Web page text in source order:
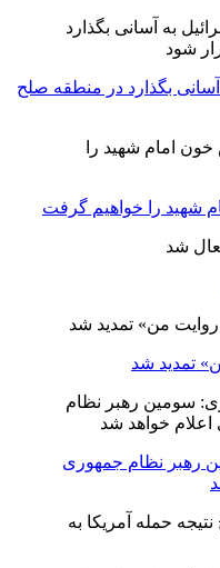
بگذارد در منطقه صلح
شهید را خواهیم گرفت
تمدید شد
رهبر نظام جمهوری